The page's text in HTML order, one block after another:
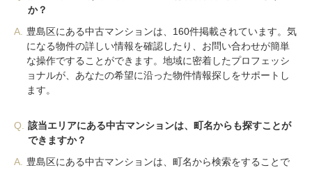
か？
A.
豊島区にある中古マンションは、160件掲載されています。気
になる物件の詳しい情報を確認したり、お問い合わせが簡単
な操作ですることができます。地域に密着したプロフェッシ
ョナルが、あなたの希望に沿った物件情報探しをサポートし
ます。
Q.
該当エリアにある中古マンションは、町名からも探すことが
できますか？
A.
豊島区にある中古マンションは、町名から検索をすることで